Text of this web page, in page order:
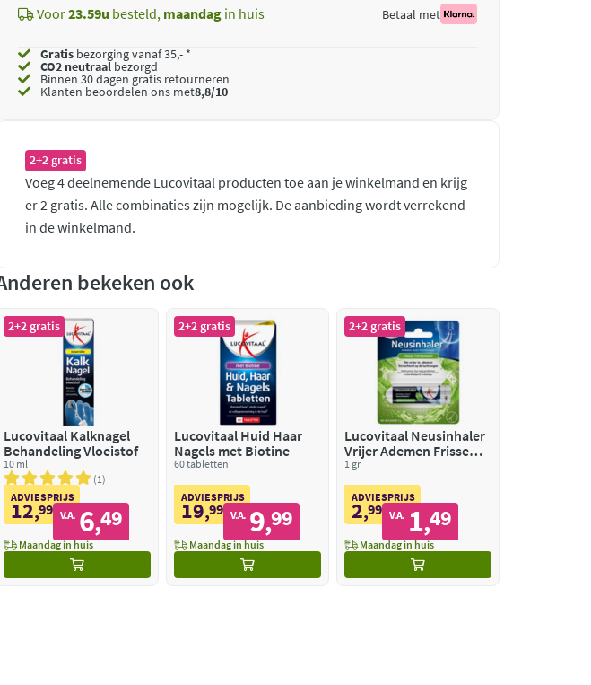
Voor23.59u besteld, maandag in huis Betaal met
Gratis bezorging vanaf 35,- *
CO2 neutraalbezorgd
Binnen 30 dagen gratis retourneren
Klanten beoordelen ons met8,8/10
2+2 gratis
Voeg 4 deelnemende Lucovitaal producten toe aan je winkelmand en krijg
er 2 gratis. Alle combinaties zijn mogelijk. De aanbieding wordt verrekend
in de winkelmand.
bekeken ook
2+2 gratis
Lucovitaal Kalknagel
Behandeling Vloeistof
10 ml
1
ADVIESPRIJS
12,99 V.A. 6,49
Maandag in huis
2+2 gratis
Lucovitaal Huid Haar
Nagels met Biotine
60 tabletten
ADVIESPRIJS
19,99 V.A. 9,99
Maandag in huis
2+2 gratis
Lucovitaal Neusinhaler
Vrijer Ademen Frisse
Pepermunt
1 gr
ADVIESPRIJS
2,99 V.A. 1,49
Maandag in huis